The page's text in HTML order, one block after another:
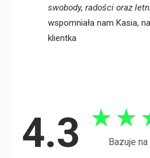
swobody, radości oraz
wspomniała nam Kasia,
klientka
4.3 ★ ★
Bazuje